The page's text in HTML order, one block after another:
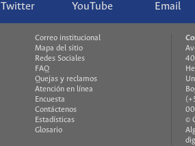
Twitter YouTube Email
Correo institucional
Mapa del sitio
Redes Sociales
FAQ
Quejas y reclamos
Atención en línea
Encuesta
Contáctenos
Estadísticas
Glosario
©